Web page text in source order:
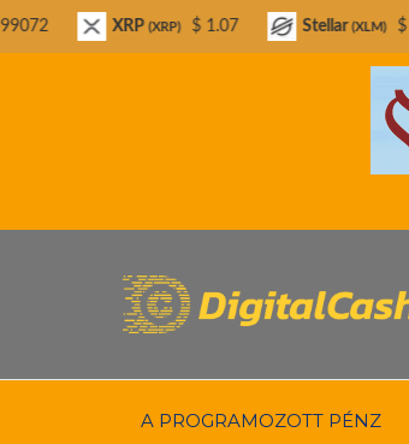
A PROGRAMOZOTT PÉNZ
XRP(XRP) $ 1.07 Stellar (XLM) $ 0.169006